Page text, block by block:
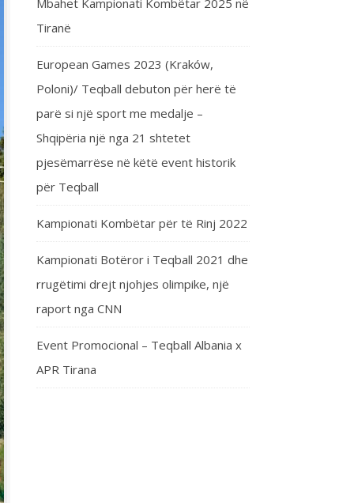
Mbahet Kampionati Kombëtar 2025 në
Tiranë
European Games 2023 (Kraków,
Poloni)/ Teqball debuton për herë të
parë si një sport me medalje –
Shqipëria një nga 21 shtetet
pjesëmarrëse në këtë event historik
për Teqball
Kampionati Kombëtar për të Rinj 2022
Kampionati Botëror i Teqball 2021 dhe
rrugëtimi drejt njohjes olimpike, një
raport nga CNN
Event Promocional – Teqball Albania x
APR Tirana